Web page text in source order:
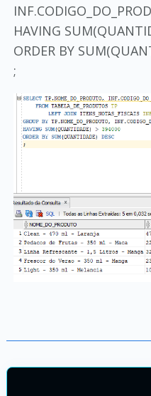
HAVING
ORDER BY
;